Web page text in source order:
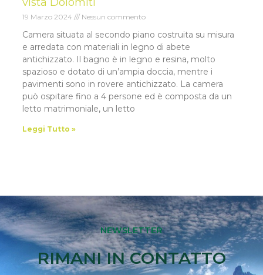
19 Marzo 2024 Nessun commento
Camera situata al secondo piano costruita su misura
e arredata con materiali in legno di abete
antichizzato. Il bagno è in legno e resina, molto
spazioso e dotato di un’ampia doccia, mentre i
pavimenti sono in rovere antichizzato. La camera
può ospitare fino a 4 persone ed è composta da un
letto matrimoniale, un letto
Leggi Tutto »
NEWSLETTER
RIMANI IN CONTATTO